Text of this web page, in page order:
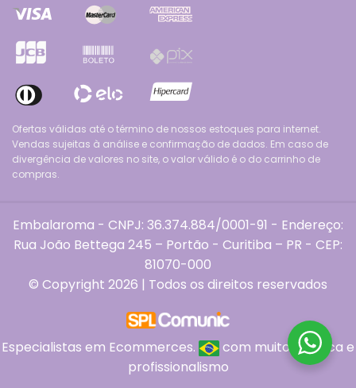
Ofertas válidas até o término de nossos estoques para internet.
Vendas sujeitas à análise e confirmação de dados. Em caso de
divergência de valores no site, o valor válido é o do carrinho de
compras.
Embalaroma - CNPJ: 36.374.884/0001-91 - Endereço:
Rua João Bettega 245 – Portão - Curitiba – PR - CEP:
81070-000
© Copyright 2026 | Todos os direitos reservados
Especialistas em Ecommerces. com muito
, ética e
profissionalismo